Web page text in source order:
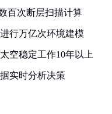
百次断层扫描计算
行万亿次环境建模
空稳定工作10年以上
实时分析决策